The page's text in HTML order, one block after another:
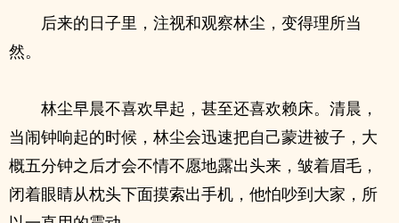
后来的日子里，注视和观察林尘，变得理所当
然。
林尘早晨不喜欢早起，甚至还喜欢赖床。清晨，
当闹钟响起的时候，林尘会迅速把自己蒙进被子，大
概五分钟之后才会不情不愿地露出头来，皱着眉毛，
闭着眼睛从枕头下面摸索出手机，他怕吵到大家，所